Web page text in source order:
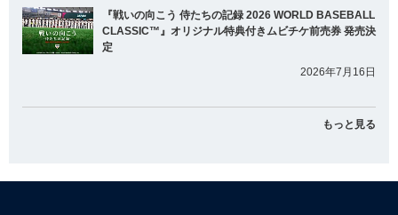
『戦いの向こう 侍たちの記録 2026 WORLD BASEBALL
CLASSIC™』オリジナル特典付きムビチケ前売券 発売決
定
2026年7月16日
もっと見る